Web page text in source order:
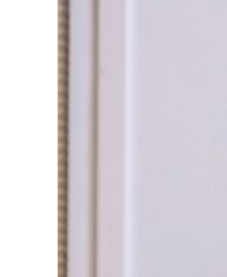
ΓΙΑ ΕΠΙΧΕΙΡΗΣΕΙΣ
Έλεγχος
Έρευνα για
Συνοδεία